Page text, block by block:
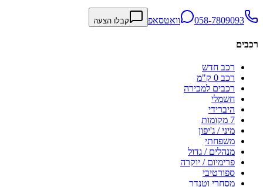
058-7809093 וואטסאפ קבלו הצעה
רכבים
רכב חדש
רכב 0 ק"מ
רכבים למכירה
חשמלי
היברידי
7 מקומות
מיני / ג'יפון
משפחתי
מנהלים / גדול
פרימיום / יוקרה
ספורטיבי
מסחרי וטנדר